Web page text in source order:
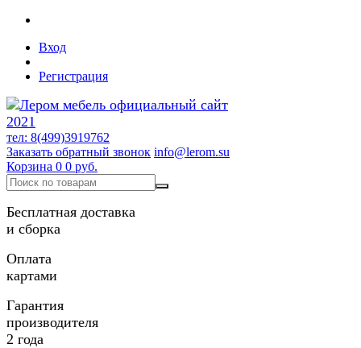
Вход
Регистрация
тел: 8(499)3919762
Заказать обратный звонок info@lerom.su
Корзина 0 0 руб.
Бесплатная доставка
и сборка
Оплата
картами
Гарантия
производителя
2 года